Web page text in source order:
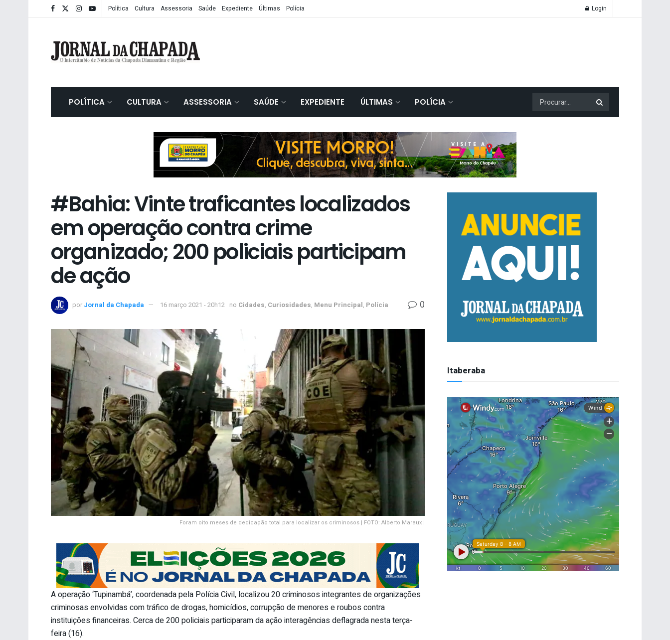
Política Cultura Assessoria Saúde Expediente Últimas Polícia Login
POLÍTICA CULTURA ASSESSORIA SAÚDE EXPEDIENTE ÚLTIMAS POLÍCIA
#Bahia: Vinte traficantes localizados
em operação contra crime
organizado; 200 policiais participam
de ação
por Jornal da Chapada 16 março 2021 - 20h12 no Cidades, Curiosidades, Menu Principal, Polícia 0
Foram oito meses de dedicação total para localizar os criminosos | FOTO: Alberto Maraux |
A operação ‘Tupinambá’, coordenada pela Polícia Civil, localizou 20 criminosos integrantes de organizações
criminosas envolvidas com tráfico de drogas, homicídios, corrupção de menores e roubos contra
instituições financeiras. Cerca de 200 policiais participaram da ação interagências deflagrada nesta terça-
feira (16).
Itaberaba